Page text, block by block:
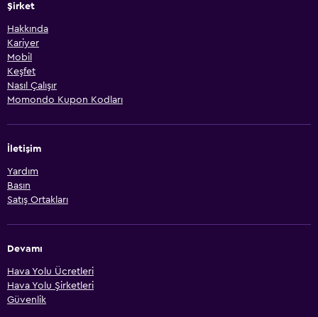
Şirket
Hakkında
Kariyer
Mobil
Keşfet
Nasıl Çalışır
Momondo Kupon Kodları
İletişim
Yardım
Basın
Satış Ortakları
Devamı
Hava Yolu Ücretleri
Hava Yolu Şirketleri
Güvenlik